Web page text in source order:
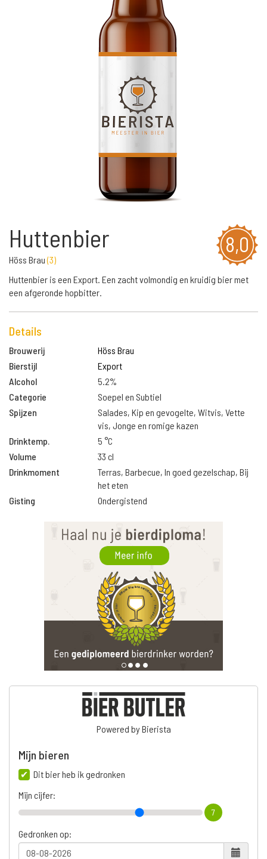
8,0
Huttenbier
Höss Brau(3)
Huttenbier is een Export. Een zacht volmondig en kruidig bier met
een afgeronde hopbitter.
Details
Brouwerij
Höss Brau
Bierstijl
Export
Alcohol
5.2%
Categorie
Soepel en Subtiel
Spijzen
Salades, Kip en gevogelte, Witvis, Vette
vis, Jonge en romige kazen
Drinktemp.
5 °C
Volume
33 cl
Drinkmoment
Terras, Barbecue, In goed gezelschap, Bij
het eten
Gisting
Ondergistend
Powered by Bierista
Mijn bieren
Dit bier heb ik gedronken
Mijn cijfer:
7
Gedronken op: